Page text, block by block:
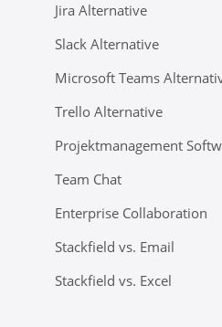
Jira Alternative
Slack Alternative
Microsoft Teams
Trello Alternative
Projektmanagement
Team Chat
Enterprise Collaboration
Stackfield vs. Email
Stackfield vs. Excel